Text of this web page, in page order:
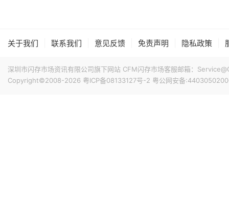
关于我们 联系我们 意见反馈 免责声明 隐私政策
深圳市闪存市场资讯有限公司旗下网站 CFM闪存市场客服邮箱：
Copyright©2008-2026 粤ICP备08133127号-2 粤公网安备